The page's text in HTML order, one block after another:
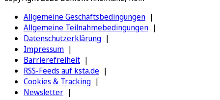
Allgemeine Geschäftsbedingungen
Allgemeine Teilnahmebedingungen
Datenschutzerklärung
Impressum
Barrierefreiheit
RSS-Feeds auf ksta.de
Cookies & Tracking
Newsletter